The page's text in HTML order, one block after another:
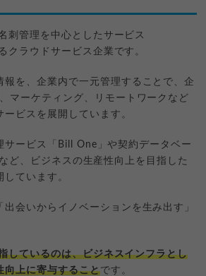
刺管理を中心としたサービス
クラウドサービス企業です。
報を、企業内で一元管理することで、企
マーケティング、リモートワークなど
ビスを展開しています。
サービス「Bill One」や契約データベー
ど、ビジネスの生産性向上を目指した
ています。
出会いからイノベーションを生み出す」
しているのは、ビジネスインフラとし
向上に寄与することです。